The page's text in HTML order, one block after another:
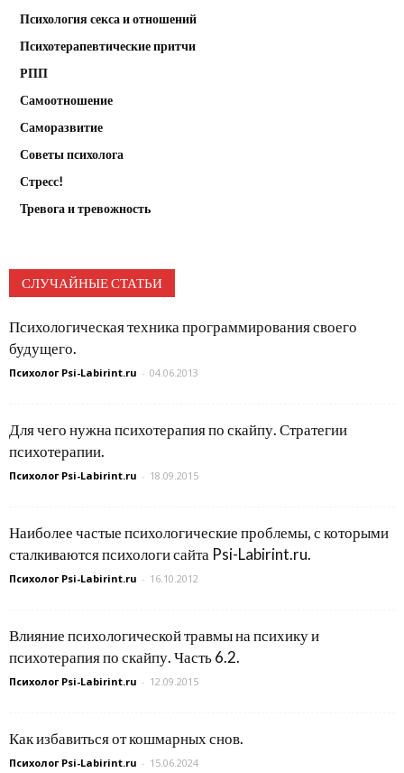
Психология секса и отношений
Психотерапевтические притчи
РПП
Самоотношение
Саморазвитие
Советы психолога
Стресс!
Тревога и тревожность
СЛУЧАЙНЫЕ СТАТЬИ
Психологическая техника программирования своего
будущего.
Психолог Psi-Labirint.ru - 04.06.2013
Для чего нужна психотерапия по скайпу. Стратегии
психотерапии.
Психолог Psi-Labirint.ru - 18.09.2015
Наиболее частые психологические проблемы, с которыми
сталкиваются психологи сайта Psi-Labirint.ru.
Психолог Psi-Labirint.ru - 16.10.2012
Влияние психологической травмы на психику и
психотерапия по скайпу. Часть 6.2.
Психолог Psi-Labirint.ru - 12.09.2015
Как избавиться от кошмарных снов.
Психолог Psi-Labirint.ru - 15.06.2024